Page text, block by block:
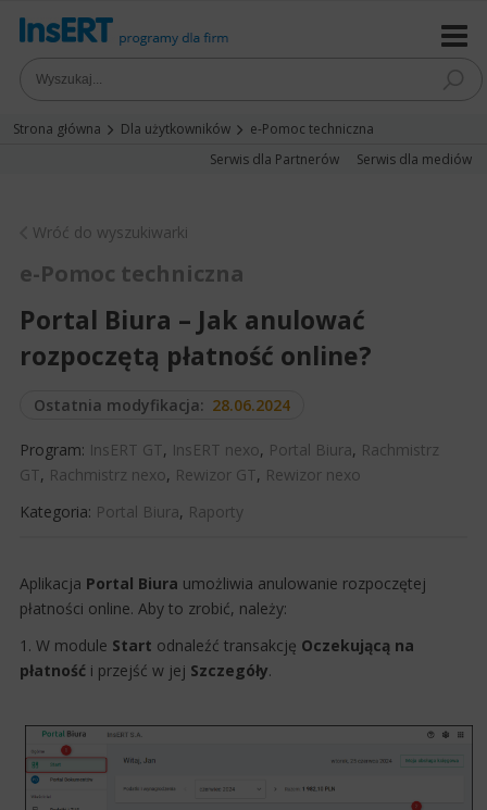
Strona główna Dla użytkowników
e-Pomoc techniczna
Serwis dla Partnerów
Serwis dla mediów
Wróć do wyszukiwarki
e-Pomoc techniczna
Portal Biura – Jak anulować
rozpoczętą płatność online?
Ostatnia modyfikacja: 28.06.2024
Program: InsERT GT, InsERT nexo, Portal Biura, Rachmistrz
GT, Rachmistrz nexo, Rewizor GT, Rewizor nexo
Kategoria: Portal Biura, Raporty
​Aplikacja Portal ​Biura umożliwia an​ulowanie rozpoczętej
płatności online. Aby to zrobić, należy:
1. W module Start odnaleźć transakcję Oczekującą na
płatność i przejść w jej Szczegóły.